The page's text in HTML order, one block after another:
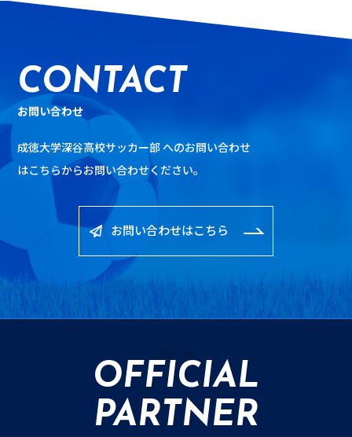
CONTACT
お問い合わせ
成徳大学深谷高校サッカー部 へのお問い合わせ
はこちらからお問い合わせください。
お問い合わせはこちら
OFFICIAL
PARTNER